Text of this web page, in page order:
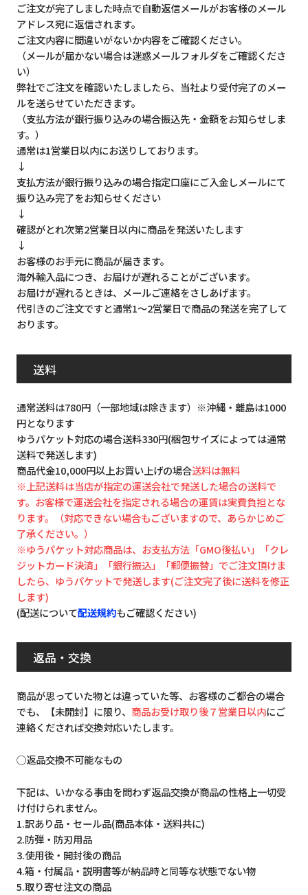
ご注文が完了しました時点で自動返信メールがお客様のメール
アドレス宛に返信されます。
ご注文内容に間違いがないか内容をご確認ください。
（メールが届かない場合は迷惑メールフォルダをご確認くださ
い）
弊社でご注文を確認いたしましたら、当社より受付完了のメー
ルを送らせていただきます。
（支払方法が銀行振り込みの場合振込先・金額をお知らせしま
す。）
通常は1営業日以内にお送りしております。
↓
支払方法が銀行振り込みの場合指定口座にご入金しメールにて
振り込み完了をお知らせください
↓
確認がとれ次第2営業日以内に商品を発送いたします
↓
お客様のお手元に商品が届きます。
海外輸入品につき、お届けが遅れることがございます。
お届けが遅れるときは、メールご連絡をさしあげます。
代引きのご注文ですと通常1～2営業日で商品の発送を完了して
おります。
送料
通常送料は780円（一部地域は除きます）※沖縄・離島は1000
円となります
ゆうパケット対応の場合送料330円(梱包サイズによっては通常
送料で発送します)
商品代金10,000円以上お買い上げの場合送料は無料
※上記送料は当店が指定の運送会社で発送した場合の送料で
す。お客様で運送会社を指定される場合の運賃は実費負担とな
ります。（対応できない場合もございますので、あらかじめご
了承ください。）
※ゆうパケット対応商品は、お支払方法「GMO後払い」「クレ
ジットカード決済」「銀行振込」「郵便振替」でご注文頂けま
したら、ゆうパケットで発送します(ご注文完了後に送料を修正
します)
(配送について配送規約もご確認ください)
返品・交換
商品が思っていた物とは違っていた等、お客様のご都合の場合
でも、【未開封】に限り、 商品お受け取り後７営業日以内にご
連絡くだされば交換対応いたします。
◯返品交換不可能なもの
下記は、いかなる事由を問わず返品交換が商品の性格上一切受
け付けられません。
1.訳あり品・セール品(商品本体・送料共に)
2.防弾・防刃用品
3.使用後・開封後の商品
4.箱・付属品・説明書等が納品時と同等な状態でない物
5.取り寄せ注文の商品